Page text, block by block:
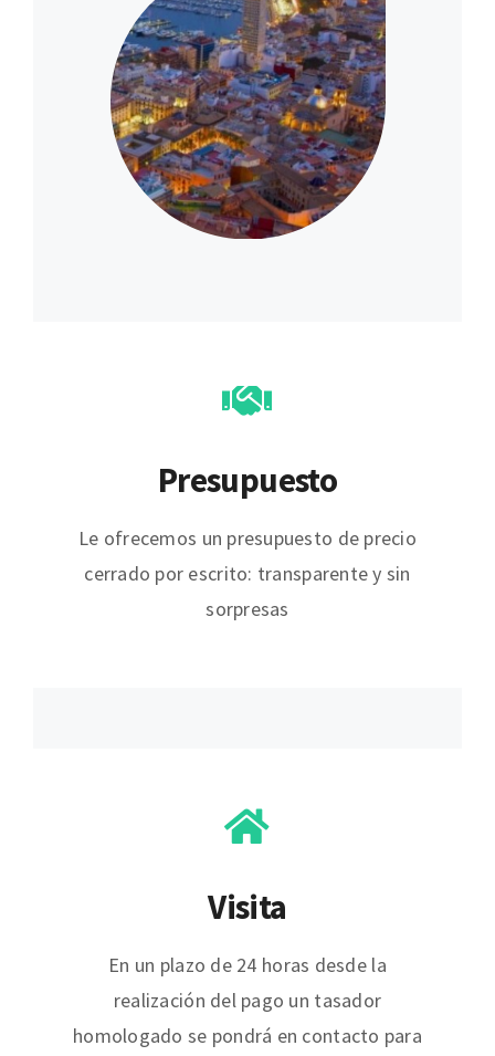
Presupuesto
Le ofrecemos un presupuesto de precio
cerrado por escrito: transparente y sin
sorpresas
Visita
En un plazo de 24 horas desde la
realización del pago un tasador
homologado se pondrá en contacto para